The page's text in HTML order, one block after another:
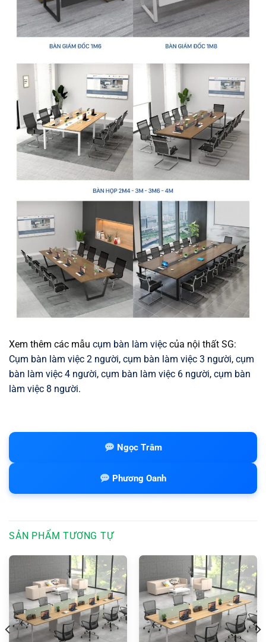
Xem thêm các mẫu cụm bàn làm việc của nội thất SG:
Cụm bàn làm việc 2 người, cụm bàn làm việc 3 người, cụm
bàn làm việc 4 người, cụm bàn làm việc 6 người, cụm bàn
làm việc 8 người.
Ngọc Trâm
Phương Oanh
SẢN PHẨM TƯƠNG TỰ